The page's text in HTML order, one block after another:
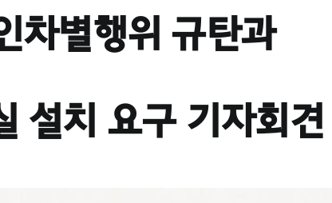
차별행위 규탄과
설치 요구 기자회견